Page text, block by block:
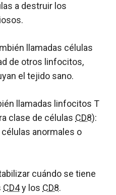
a destruir los
llamadas células
de otros linfocitos,
el tejido sano.
llamadas linfocitos T
clase de células CD8):
anormales o
cuándo se tiene
CD4y los CD8.